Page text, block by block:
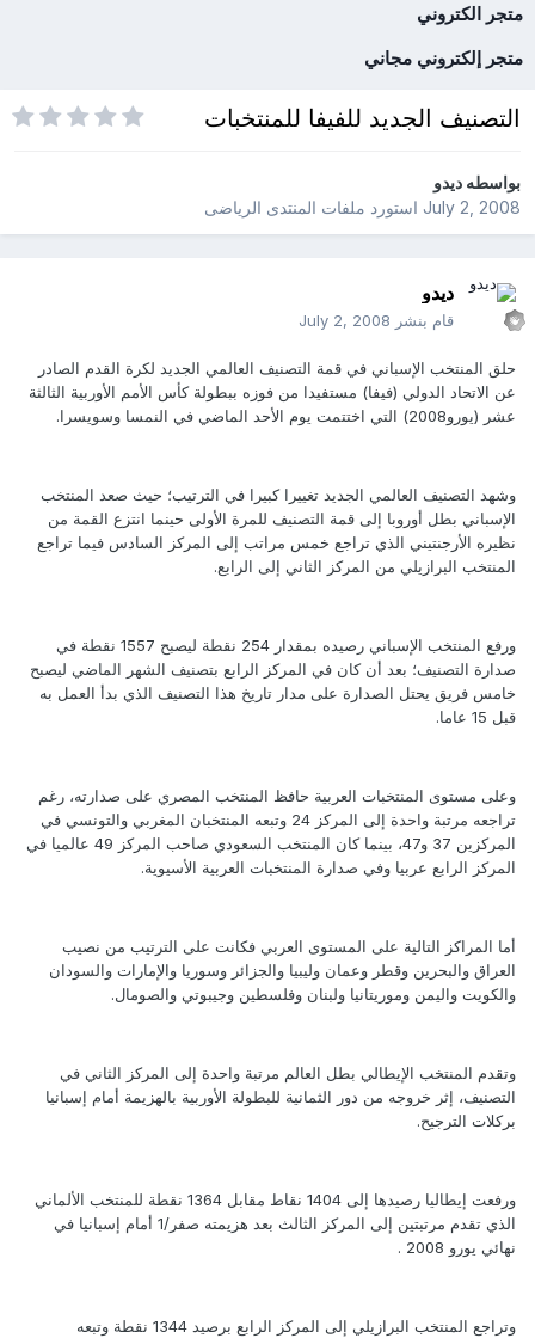
متجر الكتروني
متجر إلكتروني مجاني
التصنيف الجديد للفيفا للمنتخبات
بواسطهديدو
July 2, 2008استورد ملفات المنتدى الرياضى
ديدو
قام بنشر July 2, 2008
حلق المنتخب الإسباني في قمة التصنيف العالمي الجديد لكرة القدم الصادر
عن الاتحاد الدولي (فيفا) مستفيدا من فوزه ببطولة كأس الأمم الأوربية الثالثة
عشر (يورو2008) التي اختتمت يوم الأحد الماضي في النمسا وسويسرا.
وشهد التصنيف العالمي الجديد تغييرا كبيرا في الترتيب؛ حيث صعد المنتخب
الإسباني بطل أوروبا إلى قمة التصنيف للمرة الأولى حينما انتزع القمة من
نظيره الأرجنتيني الذي تراجع خمس مراتب إلى المركز السادس فيما تراجع
المنتخب البرازيلي من المركز الثاني إلى الرابع.
ورفع المنتخب الإسباني رصيده بمقدار 254 نقطة ليصبح 1557 نقطة في
صدارة التصنيف؛ بعد أن كان في المركز الرابع بتصنيف الشهر الماضي ليصبح
خامس فريق يحتل الصدارة على مدار تاريخ هذا التصنيف الذي بدأ العمل به
قبل 15 عاما.
وعلى مستوى المنتخبات العربية حافظ المنتخب المصري على صدارته، رغم
تراجعه مرتبة واحدة إلى المركز 24 وتبعه المنتخبان المغربي والتونسي في
المركزين 37 و47، بينما كان المنتخب السعودي صاحب المركز 49 عالميا في
المركز الرابع عربيا وفي صدارة المنتخبات العربية الأسيوية.
أما المراكز التالية على المستوى العربي فكانت على الترتيب من نصيب
العراق والبحرين وقطر وعمان وليبيا والجزائر وسوريا والإمارات والسودان
والكويت واليمن وموريتانيا ولبنان وفلسطين وجيبوتي والصومال.
وتقدم المنتخب الإيطالي بطل العالم مرتبة واحدة إلى المركز الثاني في
التصنيف، إثر خروجه من دور الثمانية للبطولة الأوربية بالهزيمة أمام إسبانيا
بركلات الترجيح.
ورفعت إيطاليا رصيدها إلى 1404 نقاط مقابل 1364 نقطة للمنتخب الألماني
الذي تقدم مرتبتين إلى المركز الثالث بعد هزيمته صفر/1 أمام إسبانيا في
نهائي يورو 2008 .
وتراجع المنتخب البرازيلي إلى المركز الرابع برصيد 1344 نقطة وتبعه